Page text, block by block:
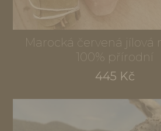
Marocká červená jílová
100% přírodní
445 Kč